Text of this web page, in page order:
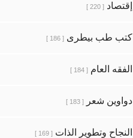
إقتصاد [ 220 ]
كتب طب بيطرى [ 186 ]
الفقه العام [ 184 ]
دواوين شعر [ 183 ]
النجاح وتطوير الذات [ 169 ]